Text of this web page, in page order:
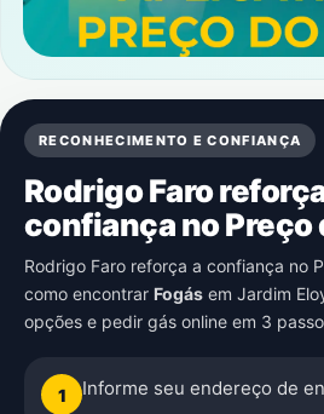
RECONHECIMENTO E CONFIANÇA
Rodrigo Faro
confiança no Preço
Rodrigo Faro reforça a confiança no
como encontrar Fogás em Jardim
opções e pedir gás online em 3
1 Informe seu endereço de